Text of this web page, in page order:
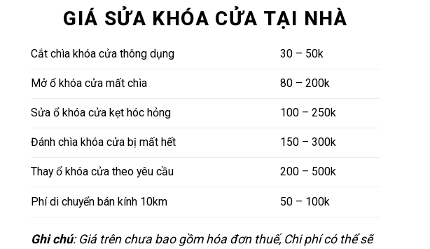
GIÁ SỬA KHÓA CỬA TẠI NHÀ
Cắt chìa khóa cửa thông dụng 30 – 50k
Mở ổ khóa cửa mất chìa 80 – 200k
Sửa ổ khóa cửa kẹt hóc hỏng 100 – 250k
Đánh chìa khóa cửa bị mất hết 150 – 300k
Thay ổ khóa cửa theo yêu cầu 200 – 500k
Phí di chuyển bán kính 10km 50 – 100k
Ghi chú: Giá trên chưa bao gồm hóa đơn thuế, Chi phí có thể sẽ